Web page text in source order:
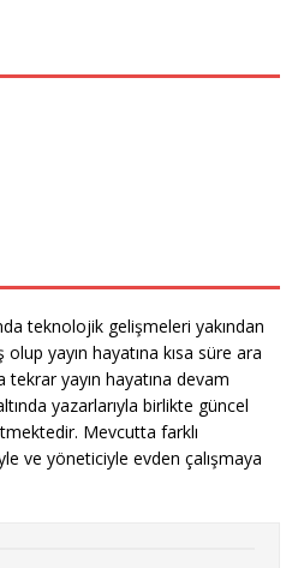
teknolojik gelişmeleri yakından
yayın hayatına kısa süre ara
tekrar yayın hayatına devam
yazarlarıyla birlikte güncel
Mevcutta farklı
ve yöneticiyle evden çalışmaya